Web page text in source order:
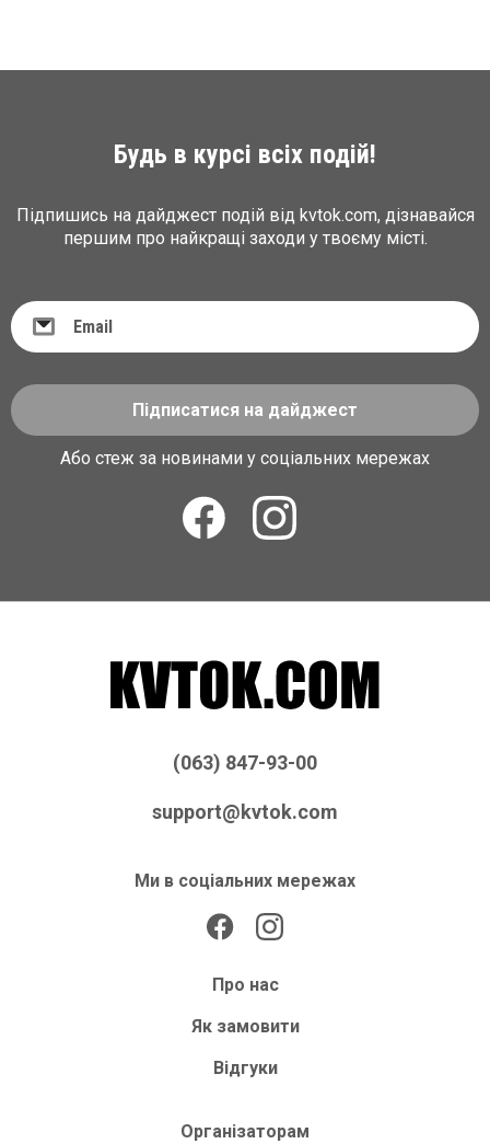
Будь в курсі всіх подій!
Підпишись на дайджест подій від kvtok.com, дізнавайся
першим про найкращі заходи у твоєму місті.
Підписатися на дайджест
Або стеж за новинами у соціальних мережах
(063) 847-93-00
support@kvtok.com
Ми в соціальних мережах
Про нас
Як замовити
Відгуки
Організаторам